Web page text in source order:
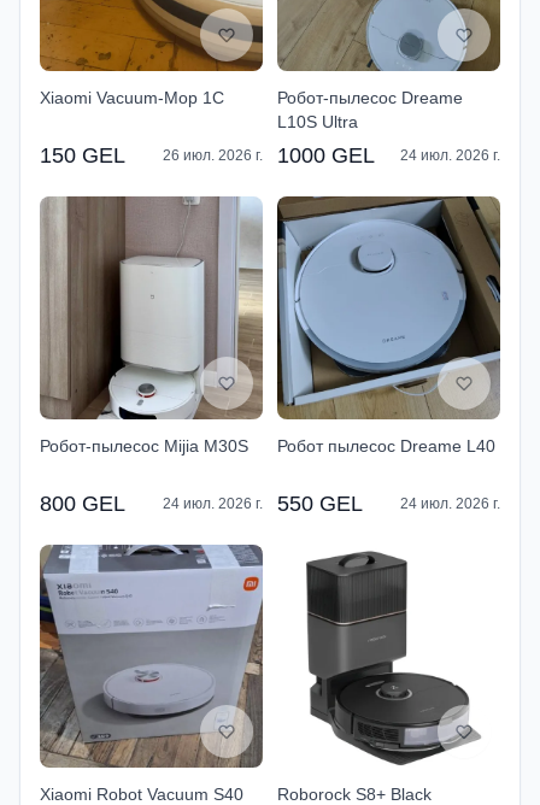
Xiaomi Vacuum-Mop 1C
150 GEL 26 июл. 2026 г.
Робот-пылесос Dreame
L10S Ultra
1000 GEL 24 июл. 2026 г.
Робот-пылесос Mijia M30S
800 GEL 24 июл. 2026 г.
Робот пылесос Dreame L40
550 GEL 24 июл. 2026 г.
Xiaomi Robot Vacuum S40 Roborock S8+ Black